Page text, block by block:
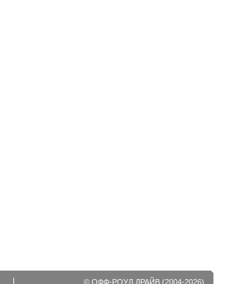
© ОФФ-РОУД ДРАЙВ (2004-2026).